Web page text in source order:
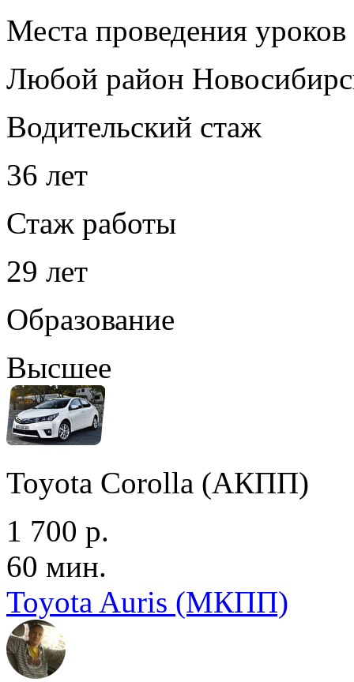
Места проведения уроков
Любой район
Водительский стаж
36 лет
Стаж работы
29 лет
Образование
Высшее
Toyota Corolla (АКПП)
1 700 р.
60 мин.
Toyota Auris (МКПП)